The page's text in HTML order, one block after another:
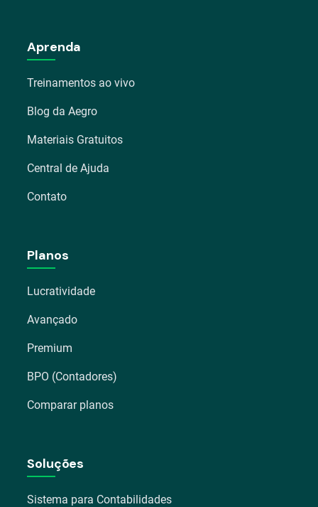
Aprenda
Treinamentos ao vivo
Blog da Aegro
Materiais Gratuitos
Central de Ajuda
Contato
Planos
Lucratividade
Avançado
Premium
BPO (Contadores)
Comparar planos
Soluções
Sistema para Contabilidades